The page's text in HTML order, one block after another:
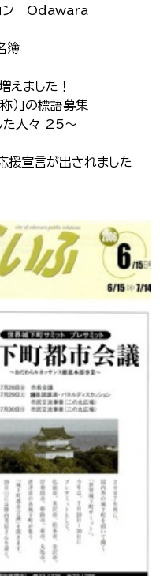
ン Odawara
簿
えました！
）」の標語募集
た人々 25〜
宣言が出されました